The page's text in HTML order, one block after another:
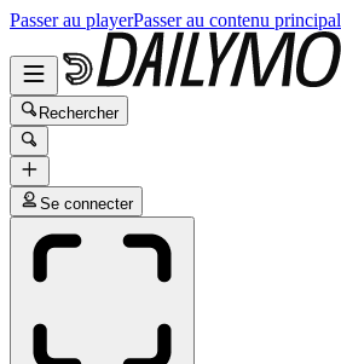
Passer au playerPasser au contenu principal
Rechercher
Se connecter